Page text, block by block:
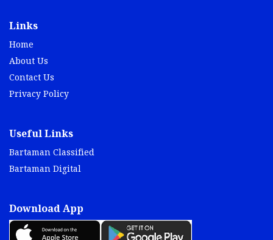
Links
Home
About Us
Contact Us
Privacy Policy
Useful Links
Bartaman Classified
Bartaman Digital
Download App